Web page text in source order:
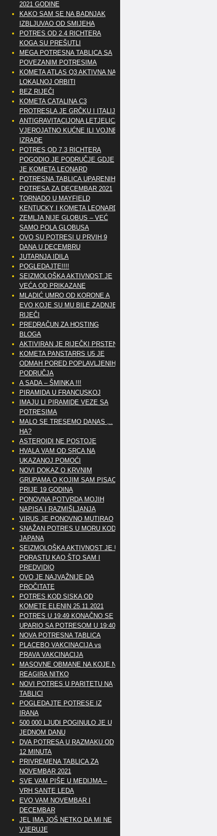
2021 GODINE
KAKO SAM SE NA BADNJAK
IZBLJUVAO OD SMIJEHA
POTRES OD 2.4 RICHTERA
KOGA SU PREŠUTLI
MEGA POTRESNA TABLICA SA
POVEZANIM POTRESIMA
KOMETA ATLAS Q3 AKTIVNA NA
LOKALNOJ ORBITI
BEZ RIJEČI
KOMETA CATALINA C3
PROTRESLA JE GRČKU I ITALIJU
ANTIGRAVITACIJONA LETJELICA
VJEROJATNO KUĆNE ILI VOJNE
IZRADE
POTRES OD 7.3 RICHTERA
POGODIO JE PODRUČJE GDJE
JE KOMETA LEONARD
POTRESNA TABLICA UPARENIH
POTRESA ZA DECEMBAR 2021
TORNADO U MAYFIELD
KENTUCKY I KOMETA LEONARD
ZEMLJA NIJE GLOBUS – VEĆ
SAMO POLA GLOBUSA
OVO SU POTRESI U PRVIH 9
DANA U DECEMBRU
JUTARNJA IDILA
POGLEDAJTE!!!!
SEIZMOLOŠKA AKTIVNOST JE
VEĆA OD PRIKAZANE
MLADIĆ UMRO OD KORONE A
EVO KOJE SU MU BILE ZADNJE
RIJEČI
PREDRAČUN ZA HOSTING
BLOGA
AKTIVIRAN JE RIJEČKI PRSTEN
KOMETA PANSTARRS U5 JE
ODMAH PORED POPLAVLJENIH
PODRUČJA
A SADA – ŠMINKA !!!
PIRAMIDA U FRANCUSKOJ
IMAJU LI PIRAMIDE VEZE SA
POTRESIMA
MALO SE TRESEMO DANAS ,..
HA?
ASTEROIDI NE POSTOJE
HVALA VAM OD SRCA NA
UKAZANOJ POMOĆI
NOVI DOKAZ O KRVNIM
GRUPAMA O KOJIM SAM PISAO
PRIJE 19 GODINA
PONOVNA POTVRDA MOJIH
NAPISA I RAZMIŠLJANJA
VIRUS JE PONOVNO MUTIRAO
SNAŽAN POTRES U MORU KOD
JAPANA
SEIZMOLOŠKA AKTIVNOST JE U
PORASTU KAO ŠTO SAM I
PREDVIDIO
OVO JE NAJVAŽNIJE DA
PROČITATE
POTRES KOD SISKA OD
KOMETE ELENIN 25.11.2021
POTRES U 19:49 KONAČNO SE
UPARIO SA POTRESOM U 19:40
NOVA POTRESNA TABLICA
PLACEBO VAKCINACIJA vs
PRAVA VAKCINACIJA
MASOVNE OBMANE NA KOJE NE
REAGIRA NITKO
NOVI POTRES U PARITETU NA
TABLICI
POGLEDAJTE POTRESE IZ
IRANA
500 000 LJUDI POGINULO JE U
JEDNOM DANU
DVA POTRESA U RAZMAKU OD
12 MINUTA
PRIVREMENA TABLICA ZA
NOVEMBAR 2021
SVE VAM PIŠE U MEDIJMA –
VRH SANTE LEDA
EVO VAM NOVEMBAR I
DECEMBAR
JEL IMA JOŠ NETKO DA MI NE
VJERUJE